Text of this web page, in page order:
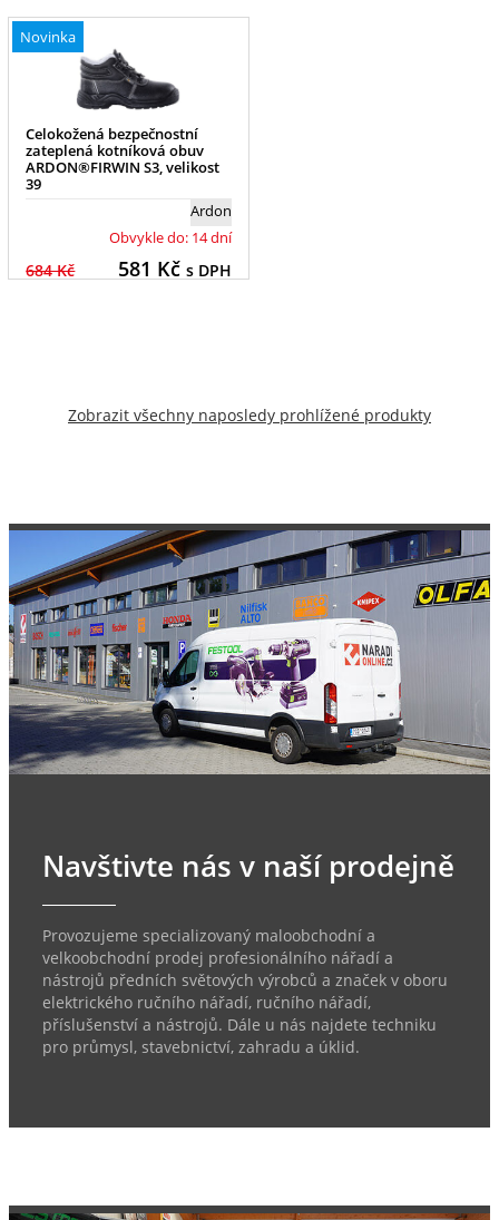
Novinka
Celokožená bezpečnostní
zateplená kotníková obuv
ARDON®FIRWIN S3, velikost
39
Ardon
Obvykle do: 14 dní
684 Kč 581 Kč s DPH
Zobrazit všechny naposledy prohlížené produkty
Navštivte nás v naší prodejně
Provozujeme specializovaný maloobchodní a
velkoobchodní prodej profesionálního nářadí a
nástrojů předních světových výrobců a značek v oboru
elektrického ručního nářadí, ručního nářadí,
příslušenství a nástrojů. Dále u nás najdete techniku
pro průmysl, stavebnictví, zahradu a úklid.